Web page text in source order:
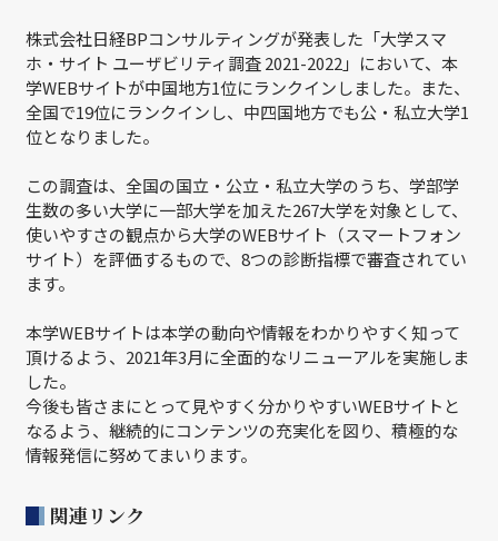
株式会社日経BPコンサルティングが発表した「大学スマ
ホ・サイト ユーザビリティ調査 2021-2022」において、本
学WEBサイトが中国地方1位にランクインしました。また、
全国で19位にランクインし、中四国地方でも公・私立大学1
位となりました。
この調査は、全国の国立・公立・私立大学のうち、学部学
生数の多い大学に一部大学を加えた267大学を対象として、
使いやすさの観点から大学のWEBサイト（スマートフォン
サイト）を評価するもので、8つの診断指標で審査されてい
ます。
本学WEBサイトは本学の動向や情報をわかりやすく知って
頂けるよう、2021年3月に全面的なリニューアルを実施しま
した。
今後も皆さまにとって見やすく分かりやすいWEBサイトと
なるよう、継続的にコンテンツの充実化を図り、積極的な
情報発信に努めてまいります。
関連リンク